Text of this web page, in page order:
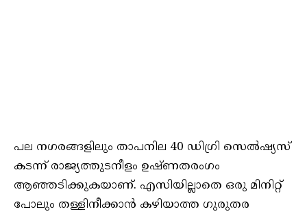
പല നഗരങ്ങളിലും താപനില 40 ഡിഗ്രി സെൽഷ്യസ്
കടന്ന് രാജ്യത്തുടനീളം ഉഷ്ണതരംഗം
ആഞ്ഞടിക്കുകയാണ്. എസിയില്ലാതെ ഒരു മിനിറ്റ്
പോലും തള്ളിനീക്കാൻ കഴിയാത്ത ഗുരുതര